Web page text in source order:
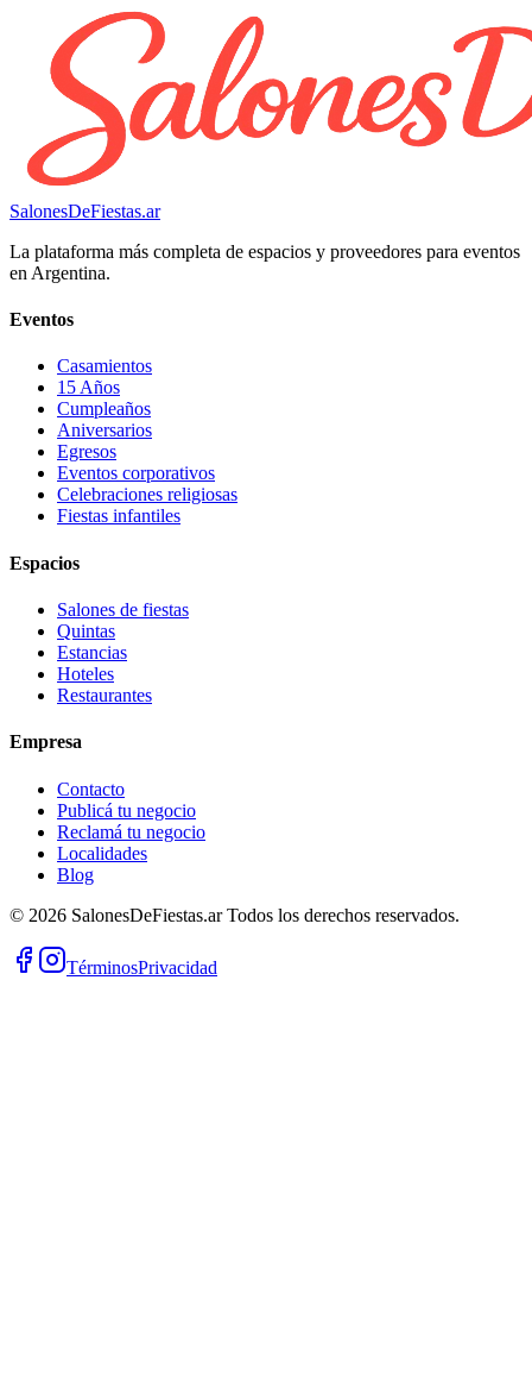
SalonesDeFiestas.ar
La plataforma más completa de espacios y proveedores para eventos
en Argentina.
Eventos
Casamientos
15 Años
Cumpleaños
Aniversarios
Egresos
Eventos corporativos
Celebraciones religiosas
Fiestas infantiles
Espacios
Salones de fiestas
Quintas
Estancias
Hoteles
Restaurantes
Empresa
Contacto
Publicá tu negocio
Reclamá tu negocio
Localidades
Blog
© 2026 SalonesDeFiestas.arTodos los derechos reservados.
TérminosPrivacidad